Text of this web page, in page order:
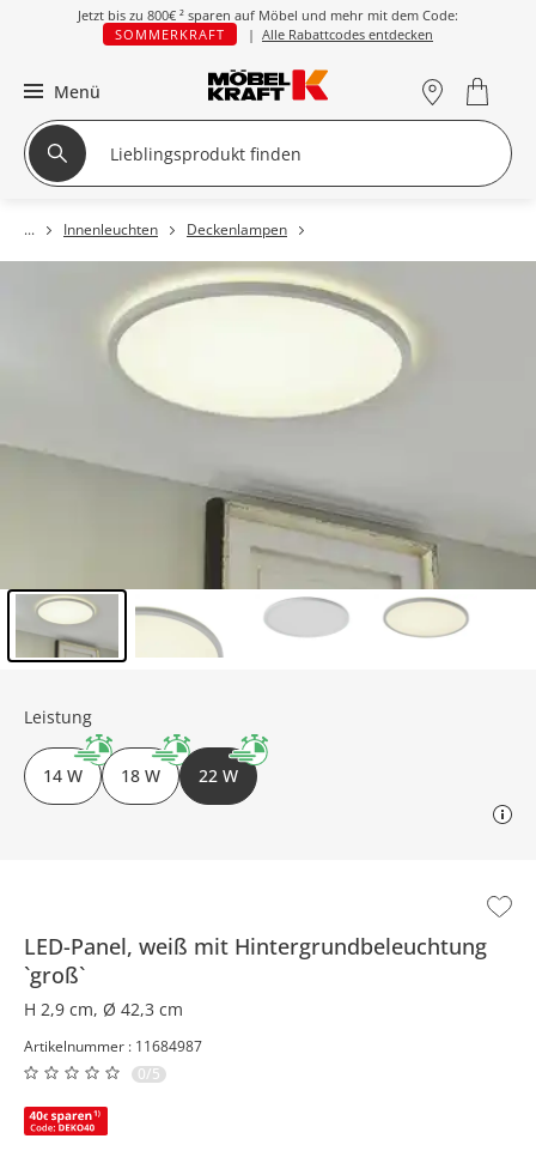
Jetzt bis zu 800€ ² sparen auf Möbel und mehr mit dem Code:
SOMMERKRAFT
| Alle Rabattcodes entdecken
Menü
Innenleuchten Deckenlampen
LED-Panel, weiß mit Hintergrundbeleuchtung
`groß`
H 2,9 cm, Ø 42,3 cm
Artikelnummer : 11684987
0/5
Leistung
14 W 18 W 22 W